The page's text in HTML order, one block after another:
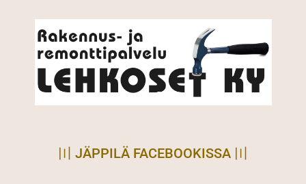
〣 JÄPPILÄ FACEBOOKISSA 〣